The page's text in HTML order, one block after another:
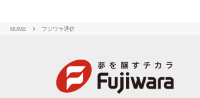
HOME フジワラ通信